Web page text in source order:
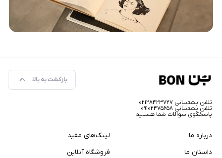
بازگشت به بالا
تلفن پشتیبانی ۰۲۱۲۸۴۲۳۷۲۷
تلفن پشتیبانی ۰۹۱۰۲۴۷۵۶۵۸
پاسخگوی سوالات شما هستیم
درباره ما
داستان ما
لینک‌های مفید
فروشگاه آنلاین